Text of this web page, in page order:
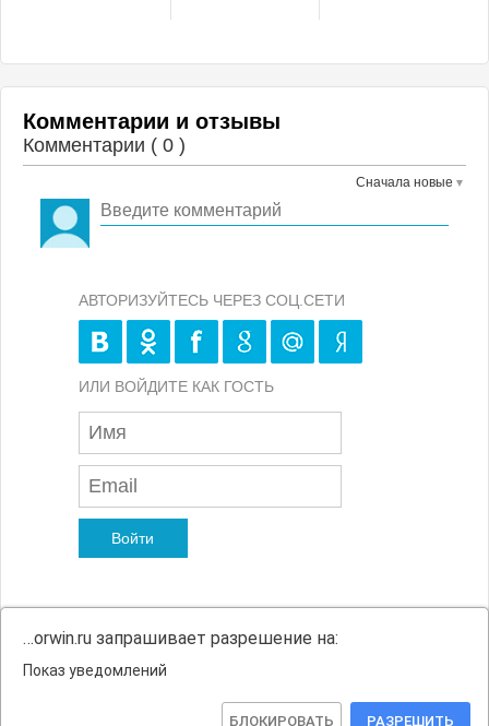
Комментарии и отзывы
Комментарии ( 0 )
Сначала новые
АВТОРИЗУЙТЕСЬ ЧЕРЕЗ СОЦ.СЕТИ
ИЛИ ВОЙДИТЕ КАК ГОСТЬ
Войти
…orwin.ru запрашивает разрешение на:
Показ уведомлений
БЛОКИРОВАТЬ РАЗРЕШИТЬ